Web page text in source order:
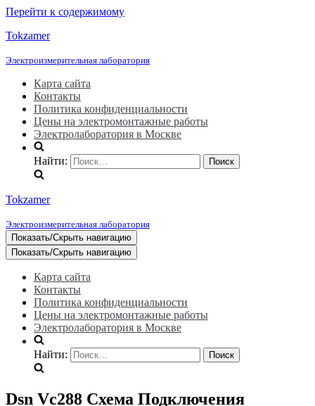
Перейти к содержимому
Tokzamer
Электроизмерительная лаборатория
Карта сайта
Контакты
Политика конфиденциальности
Цены на электромонтажные работы
Электролаборатория в Москве
Найти:
Tokzamer
Электроизмерительная лаборатория
Показать/Скрыть навигацию
Показать/Скрыть навигацию
Карта сайта
Контакты
Политика конфиденциальности
Цены на электромонтажные работы
Электролаборатория в Москве
Найти:
Dsn Vc288 Схема Подключения